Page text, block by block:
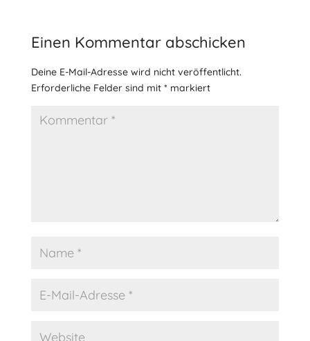
Einen Kommentar abschicken
Deine E-Mail-Adresse wird nicht veröffentlicht.
Erforderliche Felder sind mit * markiert